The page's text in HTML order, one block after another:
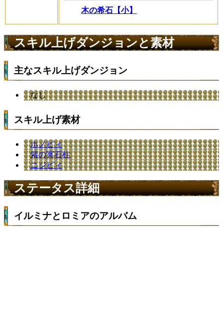
木の希石【小】
スキル上げダンジョンと素材
主なスキル上げダンジョン
なし
スキル上げ素材
ホノピィ
紫の冥石柱
ニジピィ
ステータス詳細
イルミナとロミアのアルバム